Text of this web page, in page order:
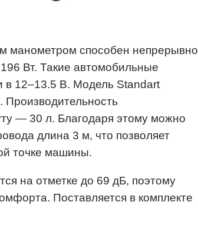
манометром способен непрерывно
Вт. Такие автомобильные
в 12–13.5 В. Модель Standart
Производительность
— 30 л. Благодаря этому можно
длина 3 м, что позволяет
точке машины.
на отметке до 69 дБ, поэтому
Поставляется в комплекте